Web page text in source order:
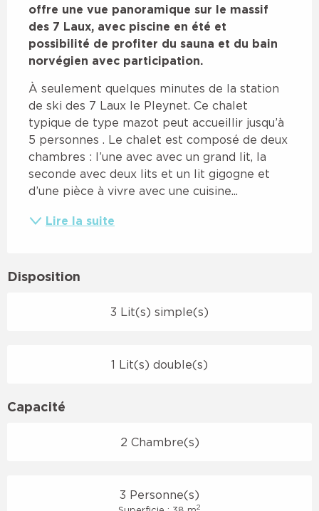
offre une vue panoramique sur le massif
des 7 Laux, avec piscine en été et
possibilité de profiter du sauna et du bain
norvégien avec participation.
À seulement quelques minutes de la station
de ski des 7 Laux le Pleynet. Ce chalet
typique de type mazot peut accueillir jusqu’à
5 personnes . Le chalet est composé de deux
chambres : l’une avec avec un grand lit, la
seconde avec deux lits et un lit gigogne et
d’une pièce à vivre avec une cuisine...
Lire la suite
Disposition
3 Lit(s) simple(s)
1 Lit(s) double(s)
Capacité
2 Chambre(s)
3 Personne(s)
2